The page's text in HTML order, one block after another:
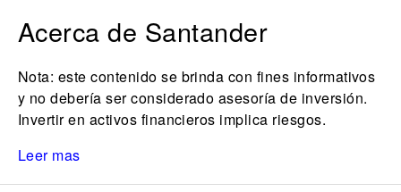
Acerca de Santander
Nota: este contenido se brinda con fines informativos
y no debería ser considerado asesoría de inversión.
Invertir en activos financieros implica riesgos.
Leer mas